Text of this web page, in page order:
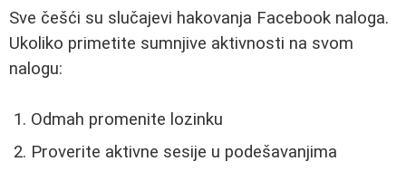
Sve češći su slučajevi hakovanja Facebook naloga.
Ukoliko primetite sumnjive aktivnosti na svom
nalogu:
Odmah promenite lozinku
Proverite aktivne sesije u podešavanjima